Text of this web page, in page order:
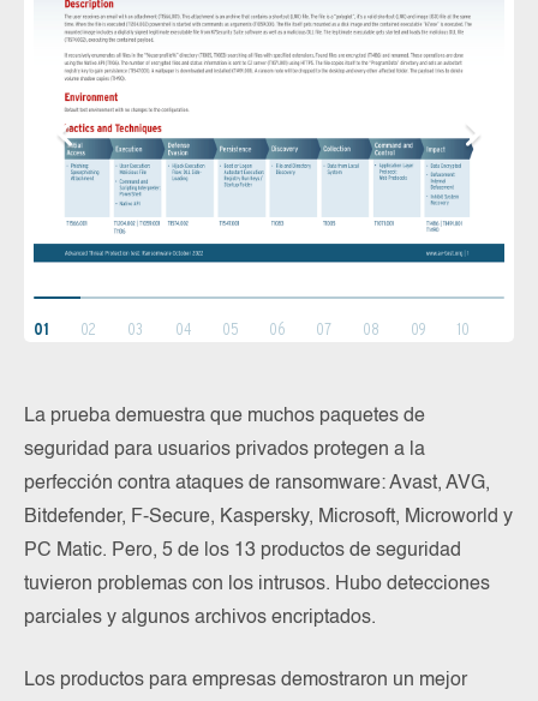
01 02 03 04 05 06 07 08 09 10
La prueba demuestra que muchos paquetes de
seguridad para usuarios privados protegen a la
perfección contra ataques de ransomware: Avast, AVG,
Bitdefender, F-Secure, Kaspersky, Microsoft, Microworld y
PC Matic. Pero, 5 de los 13 productos de seguridad
tuvieron problemas con los intrusos. Hubo detecciones
parciales y algunos archivos encriptados.
Los productos para empresas demostraron un mejor